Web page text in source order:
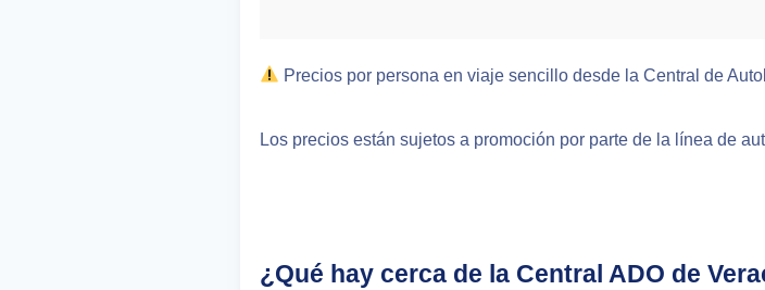
Precios por persona en viaje sencillo desde la Central de
Los precios están sujetos a promoción por parte de la línea de
¿Qué hay cerca de la Central ADO de